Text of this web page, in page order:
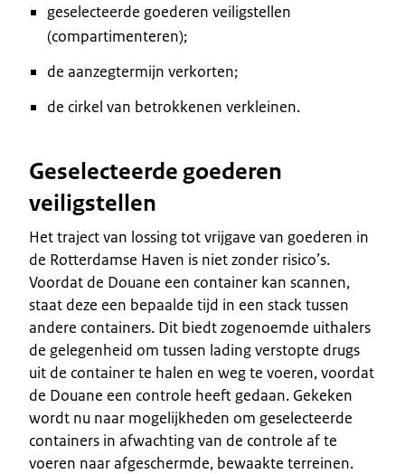
geselecteerde goederen veiligstellen
(compartimenteren);
de aanzegtermijn verkorten;
de cirkel van betrokkenen verkleinen.
Geselecteerde goederen
veiligstellen
Het traject van lossing tot vrijgave van goederen in
de Rotterdamse Haven is niet zonder risico’s.
Voordat de Douane een container kan scannen,
staat deze een bepaalde tijd in een stack tussen
andere containers. Dit biedt zogenoemde uithalers
de gelegenheid om tussen lading verstopte drugs
uit de container te halen en weg te voeren, voordat
de Douane een controle heeft gedaan. Gekeken
wordt nu naar mogelijkheden om geselecteerde
containers in afwachting van de controle af te
voeren naar afgeschermde, bewaakte terreinen.